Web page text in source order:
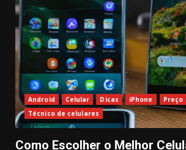
Android Celular Dicas iPhone
Preço
Técnico de celulares
Como Escolher o Melhor